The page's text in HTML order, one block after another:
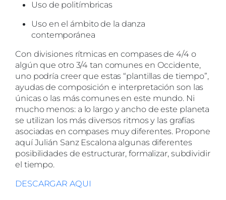
Uso de politímbricas
Uso en el ámbito de la danza
contemporánea
Con divisiones rítmicas en compases de 4/4 o
algún que otro 3/4 tan comunes en Occidente,
uno podría creer que estas “plantillas de tiempo”,
ayudas de composición e interpretación son las
únicas o las más comunes en este mundo. Ni
mucho menos: a lo largo y ancho de este planeta
se utilizan los más diversos ritmos y las grafías
asociadas en compases muy diferentes. Propone
aquí Julián Sanz Escalona algunas diferentes
posibilidades de estructurar, formalizar, subdividir
el tiempo.
DESCARGAR AQUI